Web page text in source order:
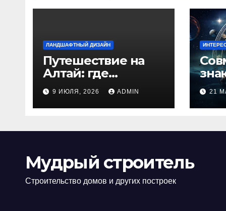
ЛАНДШАФТНЫЙ ДИЗАЙН
Путешествие на
Алтай: где
природа
встречается с
духом
9 ИЮЛЯ, 2026 ADMIN 21
Мудрый строитель
Строительство домов и других построек